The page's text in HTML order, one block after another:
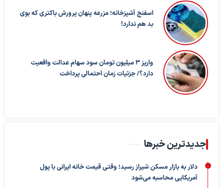
اسفنج آشپزخانه؛ مزرعه پنهان پرورش باکتری که بوی
بد هم ندارد!
واریز ۳ میلیون تومان سود سهام عدالت واقعیت
دارد؟/ جزئیات زمان احتمالی پرداخت
جدیدترین خبرها
دلار به بازار مسکن شیراز رسید؛ وقتی قیمت خانه ایرانی با پول
آمریکایی محاسبه می‌شود